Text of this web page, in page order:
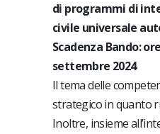
di programmi di
civile universale
Scadenza Bando:
settembre 2024
Il tema delle
strategico in quanto
Inoltre, insieme